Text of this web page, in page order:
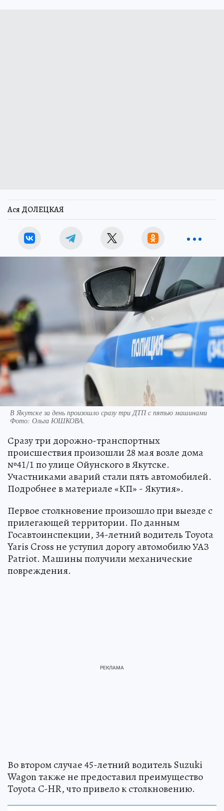
Ася ДОЛЕЦКАЯ
В Якутске за день произошло сразу три ДТП с пятью машинами
Фото: Ольга ЮШКОВА.
Сразу три дорожно-транспортных
происшествия произошли 28 мая возле дома
№41/1 по улице Ойунского в Якутске.
Участниками аварий стали пять автомобилей.
Подробнее в материале «КП» - Якутия».
Первое столкновение произошло при выезде с
прилегающей территории. По данным
Госавтоинспекции, 34-летний водитель Toyota
Yaris Cross не уступил дорогу автомобилю УАЗ
Patriot. Машины получили механические
повреждения.
Во втором случае 45-летний водитель Suzuki
Wagon также не предоставил преимущество
Toyota C-HR, что привело к столкновению.